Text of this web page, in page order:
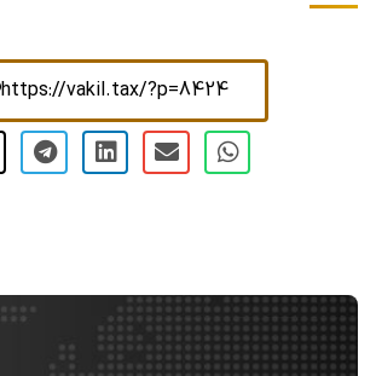
https://vakil.tax/?p=8424